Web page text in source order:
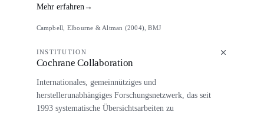
Mehr erfahren→
Campbell, Elbourne & Altman (2004), BMJ
INSTITUTION
Cochrane Collaboration
Internationales, gemeinnütziges und
herstellerunabhängiges Forschungsnetzwerk, das seit
1993 systematische Übersichtsarbeiten zu